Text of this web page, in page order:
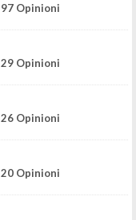
97 Opinioni
29 Opinioni
26 Opinioni
20 Opinioni